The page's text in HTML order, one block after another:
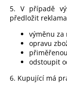
5. V případě
předložit
výměnu za
opravu
odstoupit
6. Kupující má